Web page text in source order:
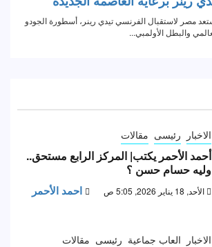
الاخبار رئيسى مقالات
أحمد الأحمر يكتب| المركز الرابع مستحق..
وليه حسام حسن ؟
الأحد, 18 يناير 2026, 5:05 ص احمد الأحمر
الاخبار العاب جماعية رئيسى مقالات